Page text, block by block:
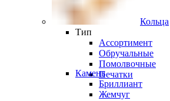
Кольца
Тип
Ассортимент
Обручальные
Помолвочные
Печатки
Камень
Бриллиант
Жемчуг